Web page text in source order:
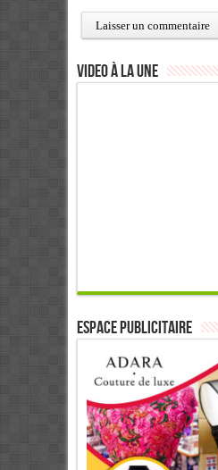
Video à la Une
ESPACE PUBLICITAIRE